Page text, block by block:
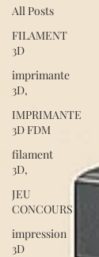
All Posts
FILAMENT
3D
imprimante
3D,
IMPRIMANTE
3D FDM
filament
3D,
JEU
CONCOURS
impression
3D